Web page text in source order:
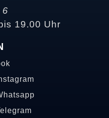
6
19.00 Uhr